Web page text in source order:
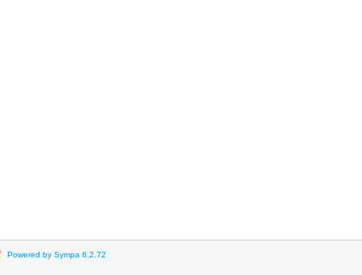
Powered by Sympa 6.2.72